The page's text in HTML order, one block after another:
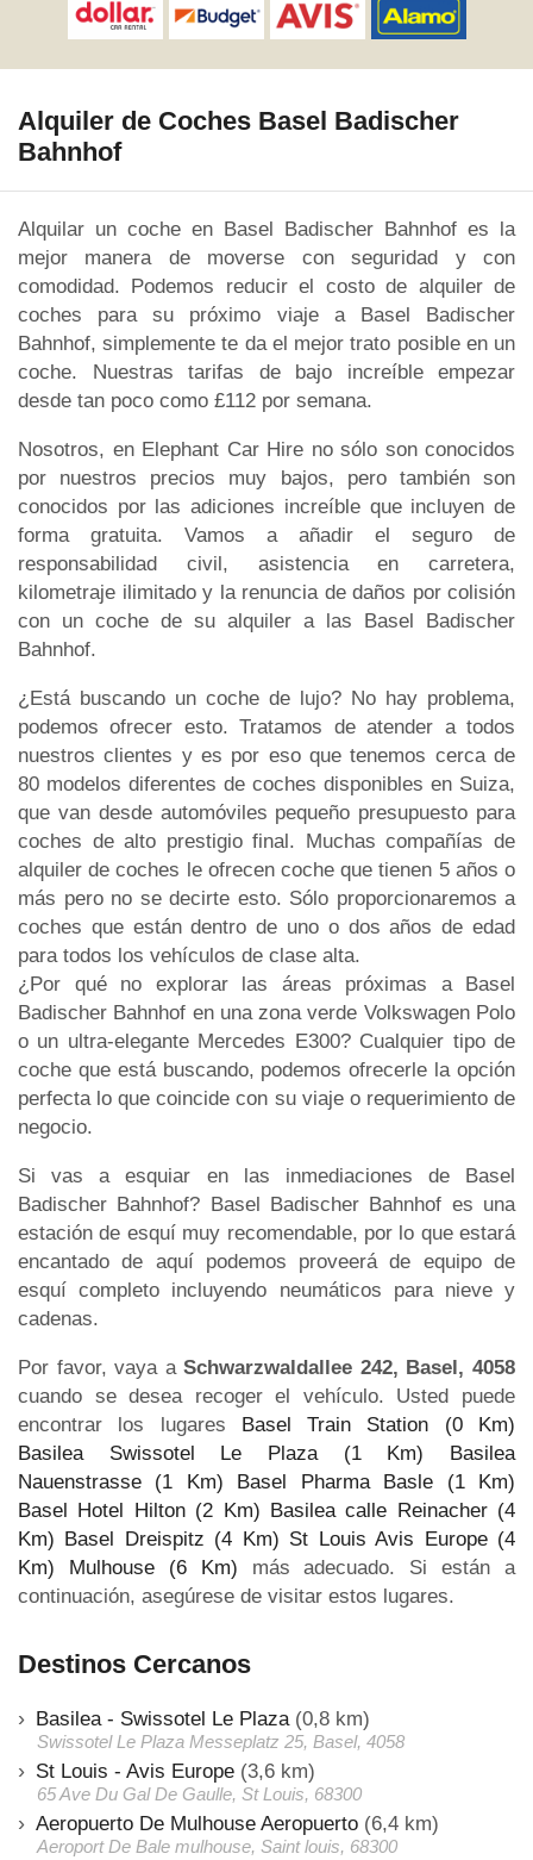
Alquiler de Coches Basel Badischer
Bahnhof
Alquilar un coche en Basel Badischer Bahnhof es la
mejor manera de moverse con seguridad y con
comodidad. Podemos reducir el costo de alquiler de
coches para su próximo viaje a Basel Badischer
Bahnhof, simplemente te da el mejor trato posible en un
coche. Nuestras tarifas de bajo increíble empezar
desde tan poco como £112 por semana.
Nosotros, en Elephant Car Hire no sólo son conocidos
por nuestros precios muy bajos, pero también son
conocidos por las adiciones increíble que incluyen de
forma gratuita. Vamos a añadir el seguro de
responsabilidad civil, asistencia en carretera,
kilometraje ilimitado y la renuncia de daños por colisión
con un coche de su alquiler a las Basel Badischer
Bahnhof.
¿Está buscando un coche de lujo? No hay problema,
podemos ofrecer esto. Tratamos de atender a todos
nuestros clientes y es por eso que tenemos cerca de
80 modelos diferentes de coches disponibles en Suiza,
que van desde automóviles pequeño presupuesto para
coches de alto prestigio final. Muchas compañías de
alquiler de coches le ofrecen coche que tienen 5 años o
más pero no se decirte esto. Sólo proporcionaremos a
coches que están dentro de uno o dos años de edad
para todos los vehículos de clase alta.
¿Por qué no explorar las áreas próximas a Basel
Badischer Bahnhof en una zona verde Volkswagen Polo
o un ultra-elegante Mercedes E300? Cualquier tipo de
coche que está buscando, podemos ofrecerle la opción
perfecta lo que coincide con su viaje o requerimiento de
negocio.
Si vas a esquiar en las inmediaciones de Basel
Badischer Bahnhof? Basel Badischer Bahnhof es una
estación de esquí muy recomendable, por lo que estará
encantado de aquí podemos proveerá de equipo de
esquí completo incluyendo neumáticos para nieve y
cadenas.
Por favor, vaya aSchwarzwaldallee 242, Basel, 4058
cuando se desea recoger el vehículo. Usted puede
encontrar los lugares Basel Train Station (0 Km)
Basilea Swissotel Le Plaza (1 Km)
Basilea
Nauenstrasse (1 Km)
Basel Pharma Basle (1 Km)
Basel Hotel Hilton (2 Km) Basilea calle Reinacher (4
Km) Basel Dreispitz (4 Km) St Louis Avis Europe (4
Km)
Mulhouse (6 Km) más adecuado. Si están a
continuación, asegúrese de visitar estos lugares.
Destinos Cercanos
Basilea - Swissotel Le Plaza (0,8 km)
Swissotel Le Plaza Messeplatz 25, Basel, 4058
St Louis - Avis Europe (3,6 km)
65 Ave Du Gal De Gaulle, St Louis, 68300
Aeropuerto De Mulhouse Aeropuerto (6,4 km)
Aeroport De Bale mulhouse, Saint louis, 68300